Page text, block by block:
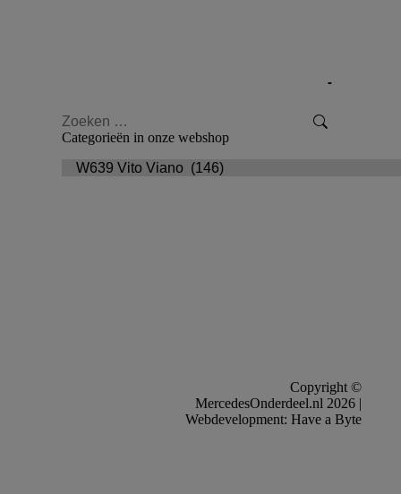
Zoeken:
Categorieën in onze webshop
Copyright ©
MercedesOnderdeel.nl 2026 |
Webdevelopment: Have a Byte